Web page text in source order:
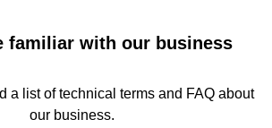
familiar with our business
a list of technical terms and FAQ about
our business.